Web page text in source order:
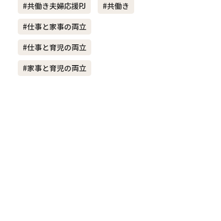
夫婦 #産休
#共働き夫婦応援PJ
#共働き
#仕事と家事の両立
#仕事と育児の両立
#家事と育児の両立